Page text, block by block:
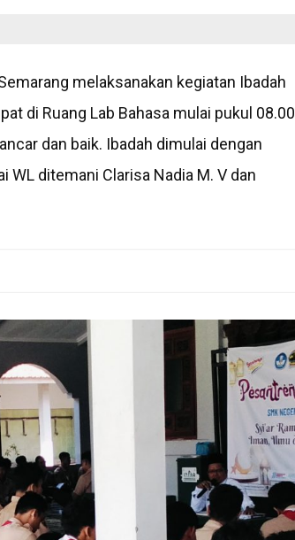
melaksanakan kegiatan Ibadah
di Ruang Lab Bahasa mulai pukul 08.00
dan baik. Ibadah dimulai dengan
ditemani Clarisa Nadia M. V dan